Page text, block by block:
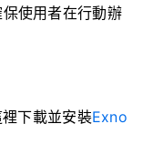
使用者在行動辦
裡下載並安裝Exno